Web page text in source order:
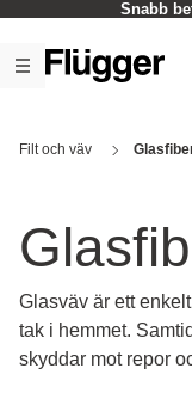
Snabb
Filt och väv
Glasväv är ett
tak i hemmet.
skyddar mot repor